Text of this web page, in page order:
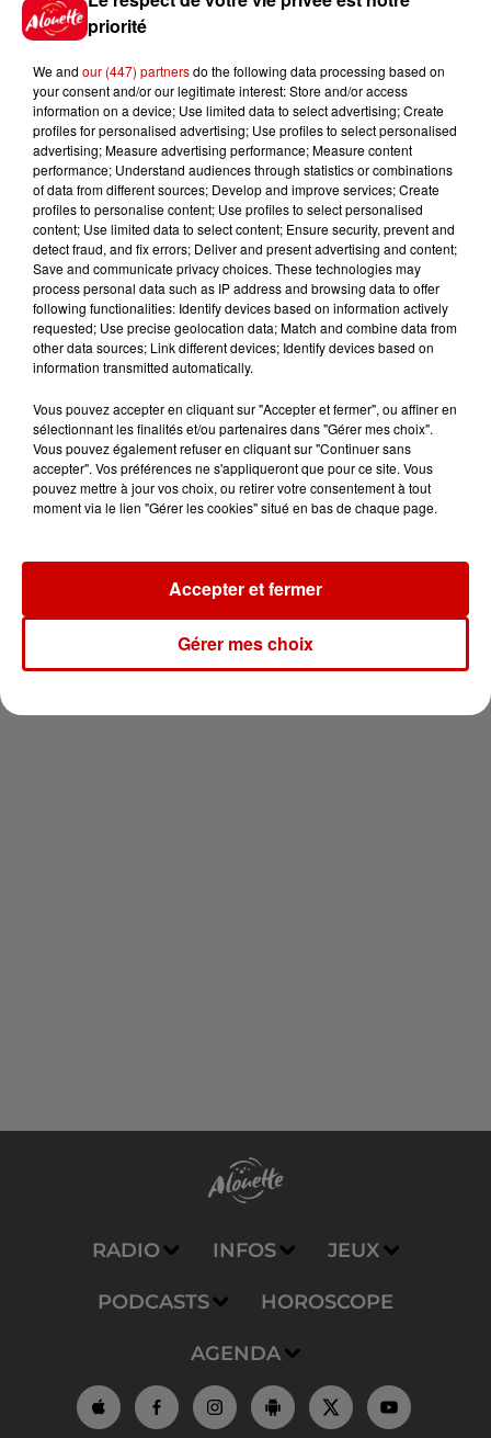
l'événement Ride the Show à
Gagnez vos places pour le
festival Marché Gourmand 2026
à Coulon !
Le Duel - Gagnez vos entrées
pour l'un des zoos de nos
régions !
Destination Vacances - Gagnez
votre séjour en famille au cœur
de la...
Newsletter
RADIO INFOS JEUX
PODCASTS HOROSCOPE
AGENDA
priorité
We and our (447) partnersdo the following data processing based on
your consent and/or our legitimate interest: Store and/or access
information on a device; Use limited data to select advertising; Create
profiles for personalised advertising; Use profiles to select personalised
advertising; Measure advertising performance; Measure content
performance; Understand audiences through statistics or combinations
of data from different sources; Develop and improve services; Create
profiles to personalise content; Use profiles to select personalised
content; Use limited data to select content; Ensure security, prevent and
detect fraud, and fix errors; Deliver and present advertising and content;
Save and communicate privacy choices. These technologies may
process personal data such as IP address and browsing data to offer
following functionalities: Identify devices based on information actively
requested; Use precise geolocation data; Match and combine data from
other data sources; Link different devices; Identify devices based on
information transmitted automatically.
Vous pouvez accepter en cliquant sur "Accepter et fermer", ou affiner en
sélectionnant les finalités et/ou partenaires dans "Gérer mes choix".
Vous pouvez également refuser en cliquant sur "Continuer sans
accepter". Vos préférences ne s'appliqueront que pour ce site. Vous
pouvez mettre à jour vos choix, ou retirer votre consentement à tout
moment via le lien "Gérer les cookies" situé en bas de chaque page.
Gérer mes choix
Accepter et fermer